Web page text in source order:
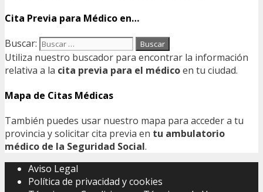
Cita Previa para Médico en…
Buscar:
Utiliza nuestro buscador para encontrar la información
relativa a la cita previa para el médicoen tu ciudad.
Mapa de Citas Médicas
También puedes usar nuestro mapa para acceder a tu
provincia y solicitar cita previa en tu ambulatorio
médico de la Seguridad Social.
Aviso Legal
Política de privacidad y cookies